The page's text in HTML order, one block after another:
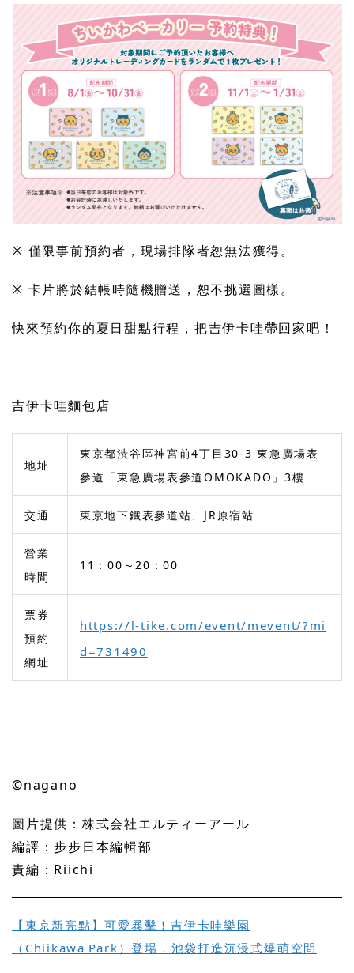
※ 僅限事前預約者，現場排隊者恕無法獲得。
※ 卡片將於結帳時隨機贈送，恕不挑選圖樣。
快來預約你的夏日甜點行程，把吉伊卡哇帶回家吧！
吉伊卡哇麵包店
地址
東京都渋谷區神宮前4丁目30-3 東急廣場表
參道「東急廣場表參道OMOKADO」3樓
交通 東京地下鐵表參道站、JR原宿站
營業
時間
11：00～20：00
票券
預約
網址
https://l-tike.com/event/mevent/?mi
d=731490
©nagano
圖片提供：株式会社エルティーアール
編譯：步步日本編輯部
責編：Riichi
【東京新亮點】可愛暴擊！吉伊卡哇樂園
（Chiikawa Park）登場，池袋打造沉浸式爆萌空間